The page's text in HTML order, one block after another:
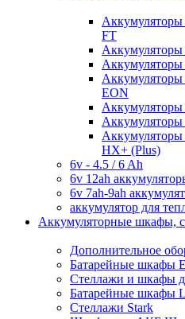
Аккумуляторы
FT
Аккумуляторы
Аккумуляторы
Аккумуляторы
EON
Аккумуляторы
Аккумуляторы
Аккумуляторы
HX+ (Plus)
6v - 4.5 / 6 Ah
6v 12ah
6v 7ah-9ah
аккумулятор для
Аккумуляторные шкафы,
Дополнительное
Батарейные шкафы
Стеллажи и шкафы
Батарейные шкафы
Стеллажи Stark